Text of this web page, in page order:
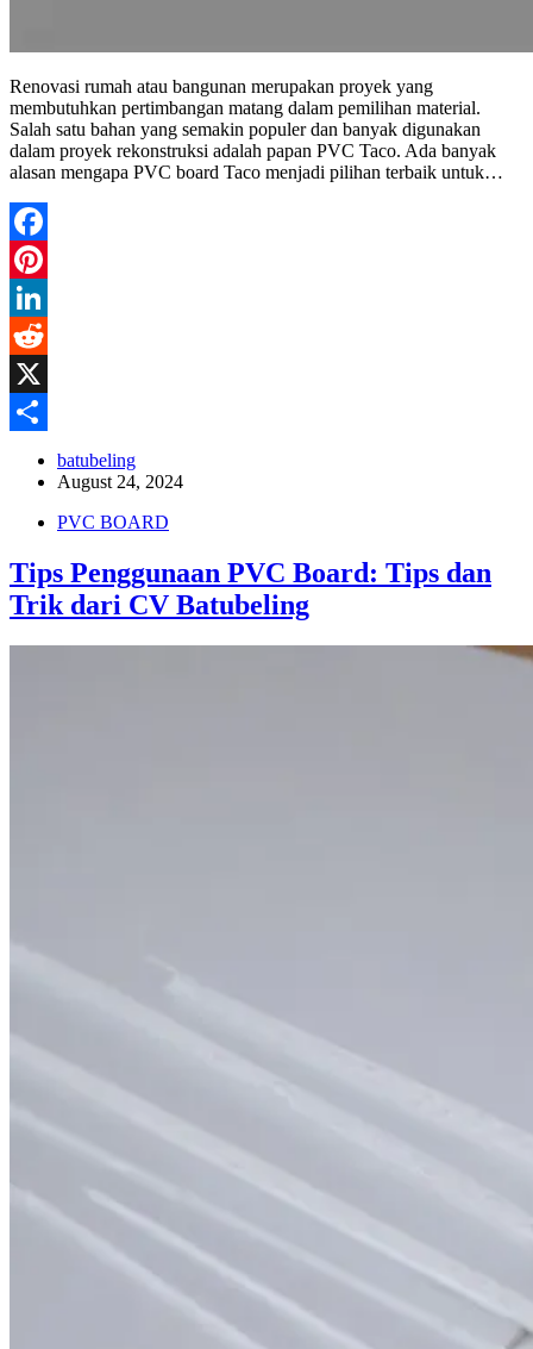
Renovasi rumah atau bangunan merupakan proyek yang
membutuhkan pertimbangan matang dalam pemilihan material.
Salah satu bahan yang semakin populer dan banyak digunakan
dalam proyek rekonstruksi adalah papan PVC Taco. Ada banyak
alasan mengapa PVC board Taco menjadi pilihan terbaik untuk…
Facebook
Pinterest
LinkedIn
Reddit
X
batubeling
August 24, 2024
PVC BOARD
Tips Penggunaan PVC Board: Tips dan
Trik dari CV Batubeling